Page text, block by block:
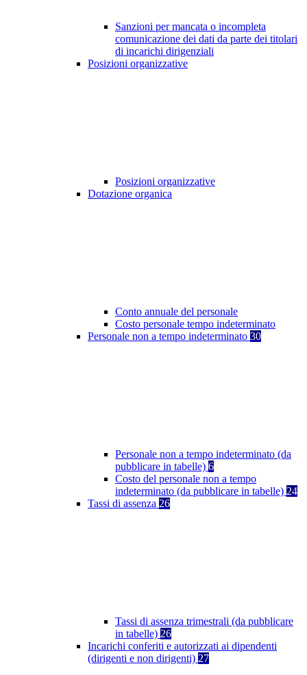
Sanzioni per mancata o incompleta
comunicazione dei dati da parte dei titolari
di incarichi dirigenziali
Posizioni organizzative
Posizioni organizzative
Dotazione organica
Conto annuale del personale
Costo personale tempo indeterminato
Personale non a tempo indeterminato 30
Personale non a tempo indeterminato (da
pubblicare in tabelle) 6
Costo del personale non a tempo
indeterminato (da pubblicare in tabelle) 24
Tassi di assenza 26
Tassi di assenza trimestrali (da pubblicare
in tabelle) 26
Incarichi conferiti e autorizzati ai dipendenti
(dirigenti e non dirigenti) 27